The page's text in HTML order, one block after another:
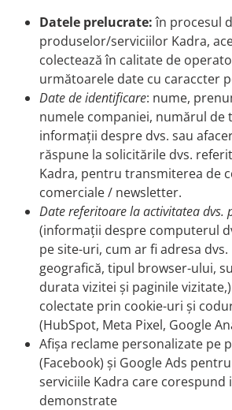
Datele prelucrate:în procesul
produselor/serviciilor Kadra,
colectează în calitate de
următoarele date cu caraccter
Date de identificare: nume,
numele companiei, numărul de
informații despre dvs. sau
răspune la solicitările dvs.
Kadra, pentru transmiterea de
comerciale / newsletter.
Date referitoare la activitatea dvs.
(informații despre computerul
pe site-uri, cum ar fi adresa dvs.
geografică, tipul browser-ului,
durata vizitei și paginile
colectate prin cookie-uri și
(HubSpot, Meta Pixel, Google
Afișa reclame personalizate pe
(Facebook) și Google Ads
serviciile Kadra care corespund
demonstrate